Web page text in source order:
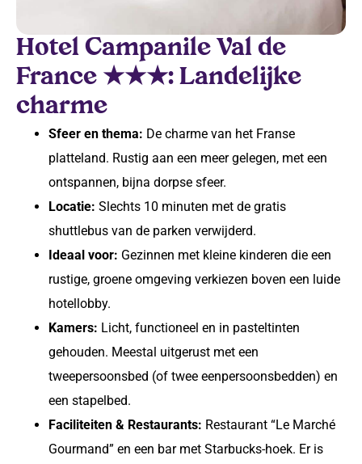
Hotel Campanile Val de
France ★★★: Landelijke
charme
Sfeer en thema: De charme van het Franse
platteland. Rustig aan een meer gelegen, met een
ontspannen, bijna dorpse sfeer.
Locatie: Slechts 10 minuten met de gratis
shuttlebus van de parken verwijderd.
Ideaal voor: Gezinnen met kleine kinderen die een
rustige, groene omgeving verkiezen boven een luide
hotellobby.
Kamers: Licht, functioneel en in pasteltinten
gehouden. Meestal uitgerust met een
tweepersoonsbed (of twee eenpersoonsbedden) en
een stapelbed.
Faciliteiten & Restaurants: Restaurant “Le Marché
Gourmand” en een bar met Starbucks-hoek. Er is